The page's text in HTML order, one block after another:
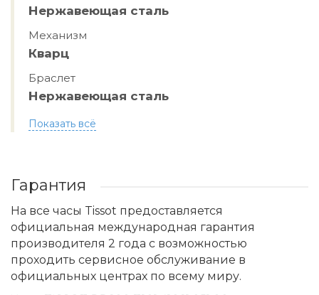
Нержавеющая сталь
Механизм
Кварц
Браслет
Нержавеющая сталь
Показать всё
Гарантия
На все часы Tissot предоставляется
официальная международная гарантия
производителя 2 года с возможностью
проходить сервисное обслуживание в
официальных центрах по всему миру.